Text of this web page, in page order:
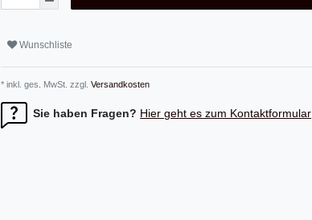
Wunschliste
* inkl. ges. MwSt. zzgl. Versandkosten
Sie haben Fragen? Hier geht es zum Kontaktformular